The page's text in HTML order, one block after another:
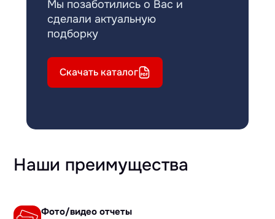
Мы позаботились о Вас и
сделали актуальную
подборку
Скачать каталог
Наши преимущества
Фото/видео отчеты